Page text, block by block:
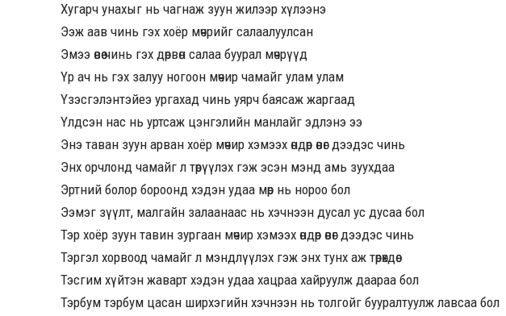
Хугарч унахыг нь чагнаж зуун жилээр хүлээнэ
Ээж аав чинь гэх хоёр мөчрийг салаалуулсан
Эмээ өвөө чинь гэх дөрвөн салаа буурал мөчрүүд
Үр ач нь гэх залуу ногоон мөчир чамайг улам улам
Үзэсгэлэнтэйеэ ургахад чинь уярч баясаж жаргаад
Үлдсэн нас нь уртсаж цэнгэлийн манлайг эдлэнэ ээ
Энэ таван зуун арван хоёр мөчир хэмээх өндөр өвөг дээдэс чинь
Энх орчлонд чамайг л төрүүлэх гэж эсэн мэнд амь зуухдаа
Эртний болор бороонд хэдэн удаа мөр нь нороо бол
Ээмэг зүүлт, малгайн залаанаас нь хэчнээн дусал ус дусаа бол
Тэр хоёр зуун тавин зургаан мөчир хэмээх өндөр өвөг дээдэс чинь
Тэргэл хорвоод чамайг л мэндлүүлэх гэж энх тунх аж төрөхдөө
Тэсгим хүйтэн жаварт хэдэн удаа хацраа хайруулж даараа бол
Тэрбум тэрбум цасан ширхэгийн хэчнээн нь толгойг бууралтуулж лавсаа бол